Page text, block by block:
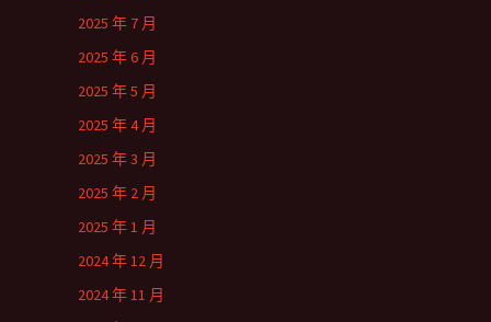
2025 年 7 月
2025 年 6 月
2025 年 5 月
2025 年 4 月
2025 年 3 月
2025 年 2 月
2025 年 1 月
2024 年 12 月
2024 年 11 月